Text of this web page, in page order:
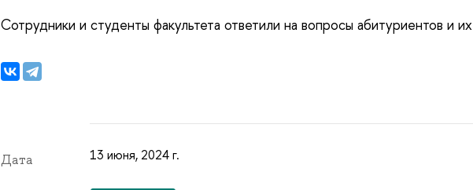
Сотрудники и студенты факультета ответили на вопросы абитуриентов и
Дата 13 июня, 2024 г.